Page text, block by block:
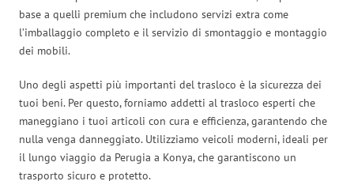
base a quelli premium che includono servizi extra come
l’imballaggio completo e il servizio di smontaggio e montaggio
dei mobili.
Uno degli aspetti più importanti del trasloco è la sicurezza dei
tuoi beni. Per questo, forniamo addetti al trasloco esperti che
maneggiano i tuoi articoli con cura e efficienza, garantendo che
nulla venga danneggiato. Utilizziamo veicoli moderni, ideali per
il lungo viaggio da Perugia a Konya, che garantiscono un
trasporto sicuro e protetto.